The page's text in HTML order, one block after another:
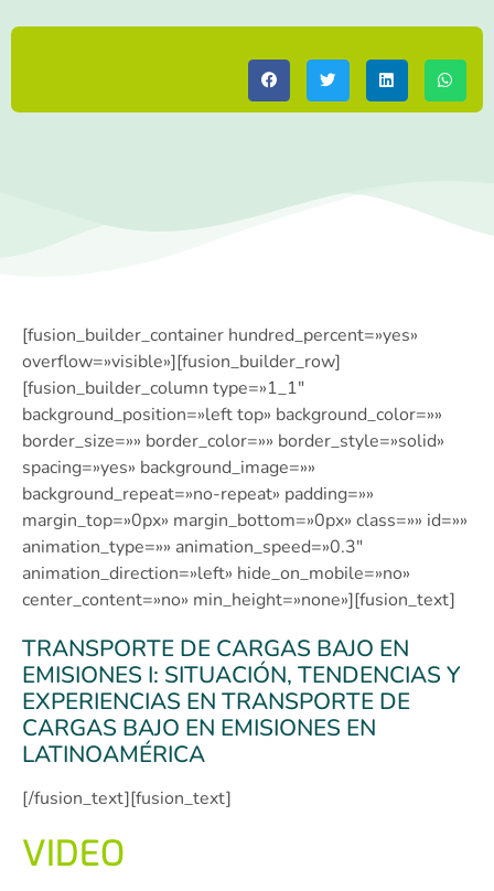
[fusion_builder_container hundred_percent=»yes»
overflow=»visible»][fusion_builder_row]
[fusion_builder_column type=»1_1″
background_position=»left top» background_color=»»
border_size=»» border_color=»» border_style=»solid»
spacing=»yes» background_image=»»
background_repeat=»no-repeat» padding=»»
margin_top=»0px» margin_bottom=»0px» class=»» id=»»
animation_type=»» animation_speed=»0.3″
animation_direction=»left» hide_on_mobile=»no»
center_content=»no» min_height=»none»][fusion_text]
TRANSPORTE DE CARGAS BAJO EN
EMISIONES I: SITUACIÓN, TENDENCIAS Y
EXPERIENCIAS EN TRANSPORTE DE
CARGAS BAJO EN EMISIONES EN
LATINOAMÉRICA
[/fusion_text][fusion_text]
VIDEO